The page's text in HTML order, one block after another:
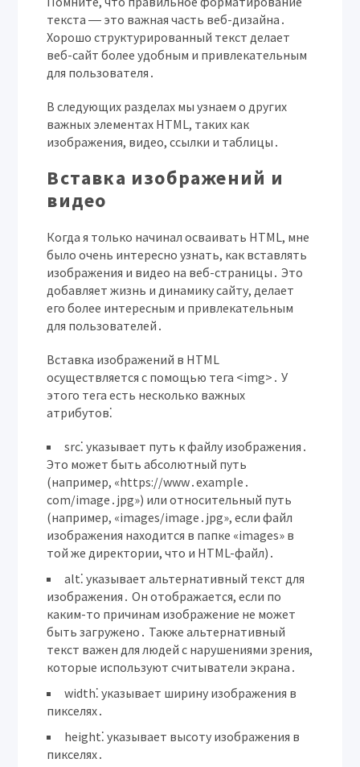
текста ― это важная часть веб-дизайна․
Хорошо структурированный текст делает
веб-сайт более удобным и привлекательным
для пользователя․
В следующих разделах мы узнаем о других
важных элементах HTML, таких как
изображения, видео, ссылки и таблицы․
Вставка изображений и
видео
Когда я только начинал осваивать HTML, мне
было очень интересно узнать, как вставлять
изображения и видео на веб-страницы․ Это
добавляет жизнь и динамику сайту, делает
его более интересным и привлекательным
для пользователей․
Вставка изображений в HTML
осуществляется с помощью тега <img>․ У
этого тега есть несколько важных
атрибутов⁚
src⁚ указывает путь к файлу изображения․
Это может быть абсолютный путь
(например, «https://www․example․
com/image․jpg») или относительный путь
(например, «images/image․jpg», если файл
изображения находится в папке «images» в
той же директории, что и HTML-файл)․
alt⁚ указывает альтернативный текст для
изображения․ Он отображается, если по
каким-то причинам изображение не может
быть загружено․ Также альтернативный
текст важен для людей с нарушениями зрения,
которые используют считыватели экрана․
width⁚ указывает ширину изображения в
пикселях․
height⁚ указывает высоту изображения в
пикселях․